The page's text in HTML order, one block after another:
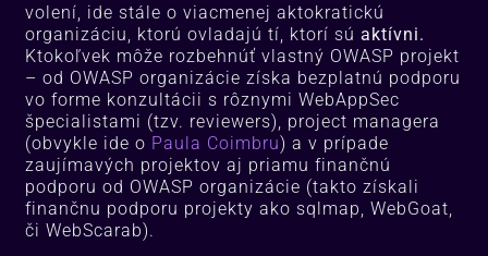
volení, ide stále o viacmenej aktokratickú
organizáciu, ktorú ovladajú tí, ktorí súaktívni.
Ktokoľvek môže rozbehnúť vlastný OWASP projekt
– od OWASP organizácie získa bezplatnú podporu
vo forme konzultácii s rôznymi WebAppSec
špecialistami (tzv. reviewers), project managera
(obvykle ide o Paula Coimbru) a v prípade
zaujímavých projektov aj priamu finančnú
podporu od OWASP organizácie (takto získali
finančnu podporu projekty ako sqlmap, WebGoat,
či WebScarab).